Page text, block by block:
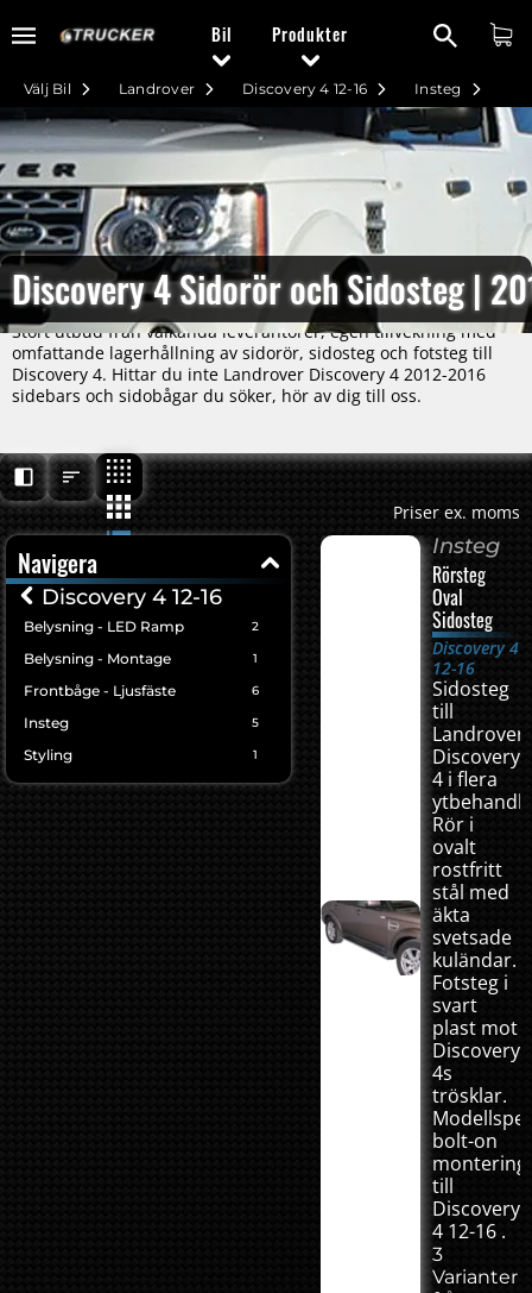
Bil Produkter
Insteg
Discovery 4 12-16
Landrover
Välj Bil
Discovery 4 Sidorör och Sidosteg |
Stort utbud från välkända leverantörer, egen tillvekning med
omfattande lagerhållning av sidorör, sidosteg och fotsteg till
Discovery 4. Hittar du inte Landrover Discovery 4 2012-2016
sidebars och sidobågar du söker, hör av dig till oss.
Priser ex. moms
Navigera
Discovery 4 12-16
Belysning - LED Ramp 2
Belysning - Montage 1
Frontbåge - Ljusfäste 6
Insteg 5
Styling 1
Insteg
Rörsteg
Oval
Sidosteg
Discovery 4
12-16
Sidosteg
till
Landrover
Discovery
4 i flera
Rör i
ovalt
rostfritt
stål med
äkta
svetsade
kuländar.
Fotsteg i
svart
plast mot
Discovery
4s
trösklar.
bolt-on
montering
till
Discovery
4 12-16 .
3
Varianter